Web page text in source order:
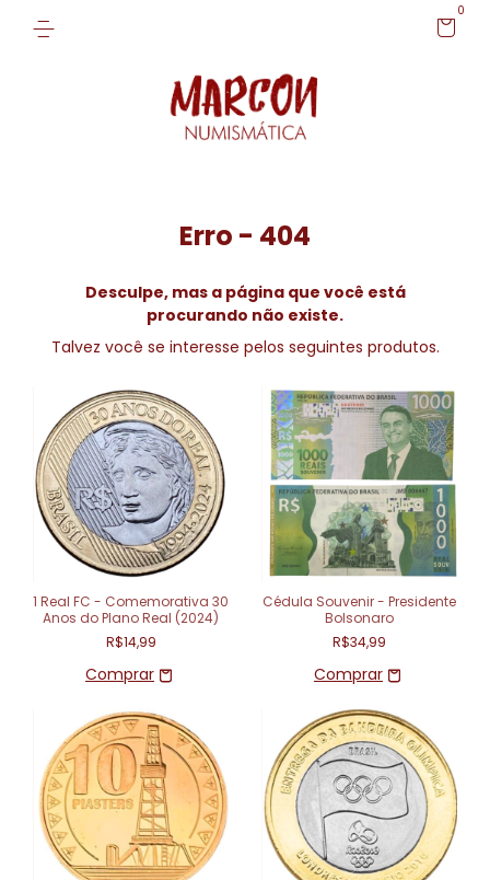
0
Erro - 404
Desculpe, mas a página que você está
procurando não existe.
Talvez você se interesse pelos seguintes produtos.
1 Real FC - Comemorativa 30
Anos do Plano Real (2024)
R$14,99
Cédula Souvenir - Presidente
Bolsonaro
R$34,99